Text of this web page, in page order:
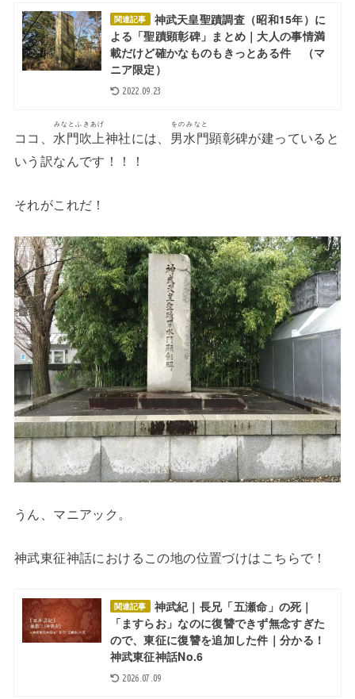
関連記事
神武天皇聖蹟調査（昭和15年）に
よる「聖蹟顕彰碑」まとめ｜大人の事情満
載だけど確かなものもきっとある件 （マ
ニア限定）
2022.09.23
ココ、水門吹上
みなとふきあげ
神社には、 男水門
をのみなと
顕彰碑が建っていると
いう訳なんです！！！
それがこれだ！
うん、マニアック。
神武東征神話におけるこの地の位置づけはこちらで！
関連記事
神武紀｜長兄「五瀬命」の死｜
「ますらお」なのに復讐できず無念すぎた
ので、東征に復讐を追加した件｜分かる！
神武東征神話No.6
2026.07.09